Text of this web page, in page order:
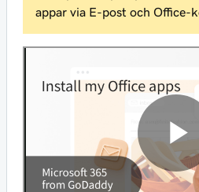
appar via E-post och Office-